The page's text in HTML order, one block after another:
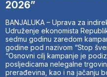
2026”
BANJALUKA – Uprava za
Udruženje ekonomista
sedmu godinu zaredom
godine pod nazivom “Stop
“Osnovni cilj kampanje je
posljedicama nelegalne
prerađevina, kao i na jačanju